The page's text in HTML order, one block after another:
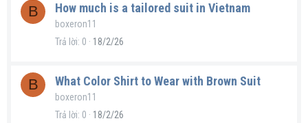
B How much is a tailored suit in Vietnam
boxeron11
Trả lời 0 18/2/26
B What Color Shirt to Wear with Brown Suit
boxeron11
Trả lời 0 18/2/26